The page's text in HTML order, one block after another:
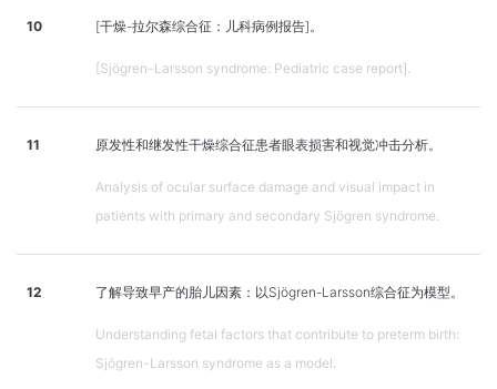
10 [干燥-拉尔森综合征：儿科病例报告]。
[Sjögren-Larsson syndrome: Pediatric case report].
11 原发性和继发性干燥综合征患者眼表损害和视觉冲击分析。
Analysis of ocular surface damage and visual impact in
patients with primary and secondary Sjögren syndrome.
12 了解导致早产的胎儿因素：以Sjögren-Larsson综合征为模型。
Understanding fetal factors that contribute to preterm birth:
Sjögren-Larsson syndrome as a model.